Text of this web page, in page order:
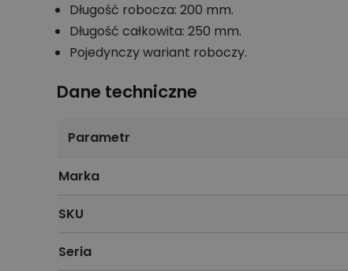
Długość robocza: 200 mm.
Długość całkowita: 250 mm.
Pojedynczy wariant roboczy.
Dane techniczne
Parametr
Marka
SKU
Seria